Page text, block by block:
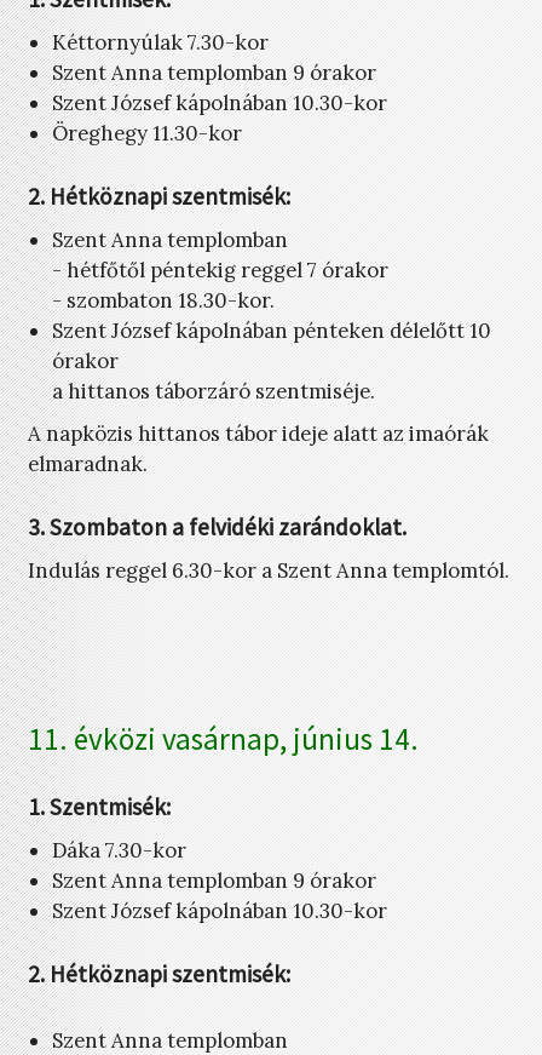
Kéttornyúlak 7.30-kor
Szent Anna templomban 9 órakor
Szent József kápolnában 10.30-kor
Öreghegy 11.30-kor
2. Hétköznapi szentmisék:
Szent Anna templomban
- hétfőtől péntekig reggel 7 órakor
- szombaton 18.30-kor.
Szent József kápolnában pénteken délelőtt 10
órakor
a hittanos táborzáró szentmiséje.
A napközis hittanos tábor ideje alatt az imaórák
elmaradnak.
3. Szombaton a felvidéki zarándoklat.
Indulás reggel 6.30-kor a Szent Anna templomtól.
11. évközi vasárnap, június 14.
1. Szentmisék:
Dáka 7.30-kor
Szent Anna templomban 9 órakor
Szent József kápolnában 10.30-kor
2. Hétköznapi szentmisék:
Szent Anna templomban